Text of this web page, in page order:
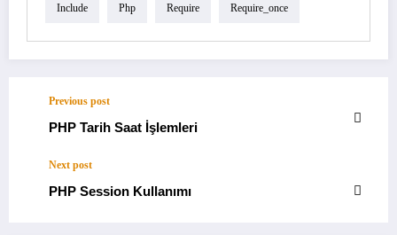
Include Php Require Require_once
Previous post
PHP Tarih Saat İşlemleri
Next post
PHP Session Kullanımı